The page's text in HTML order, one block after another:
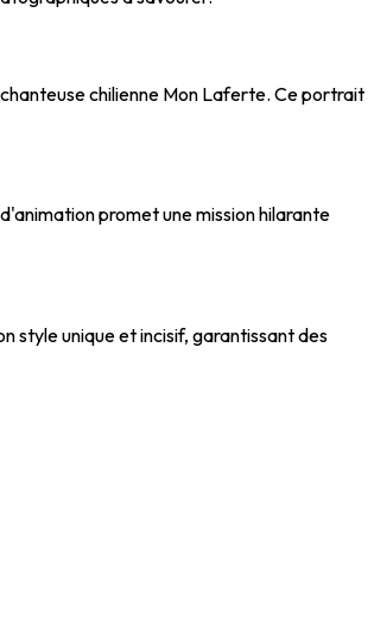
chilienne Mon Laferte. Ce portrait
promet une mission hilarante
style unique et incisif, garantissant des